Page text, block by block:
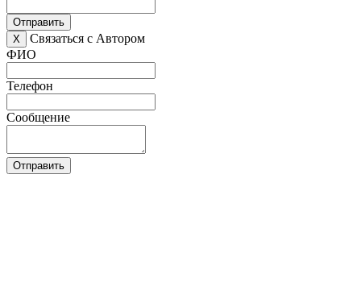
Отправить
X
Связаться с Автором
ФИО
Телефон
Сообщение
Отправить